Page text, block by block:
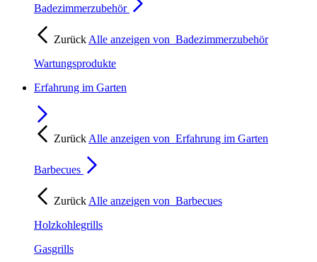
Badezimmerzubehör
Zurück Alle anzeigen von Badezimmerzubehör
Wartungsprodukte
Erfahrung im Garten
Zurück Alle anzeigen von Erfahrung im Garten
Barbecues
Zurück Alle anzeigen von Barbecues
Holzkohlegrills
Gasgrills